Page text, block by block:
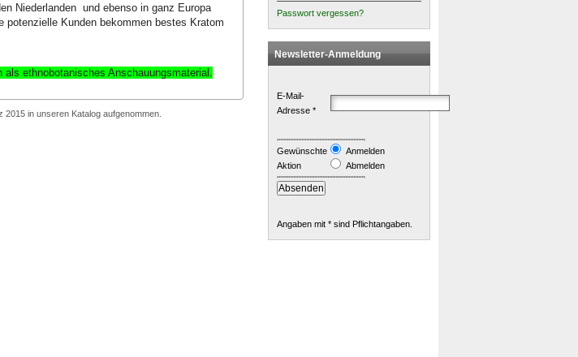
Niederlanden und ebenso in ganz Europa
potenzielle Kunden bekommen bestes Kratom
als ethnobotanisches Anschauungsmaterial
2015 in unseren Katalog aufgenommen.
Passwort vergessen?
Newsletter-Anmeldung
E-Mail-
Adresse *
Gewünschte
Aktion
Anmelden
Abmelden
Angaben mit * sind Pflichtangaben.